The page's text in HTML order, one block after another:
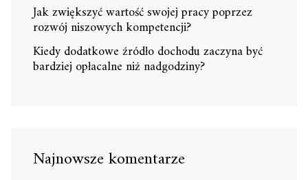
Jak zwiększyć wartość swojej pracy poprzez
rozwój niszowych kompetencji?
Kiedy dodatkowe źródło dochodu zaczyna być
bardziej opłacalne niż nadgodziny?
Najnowsze komentarze